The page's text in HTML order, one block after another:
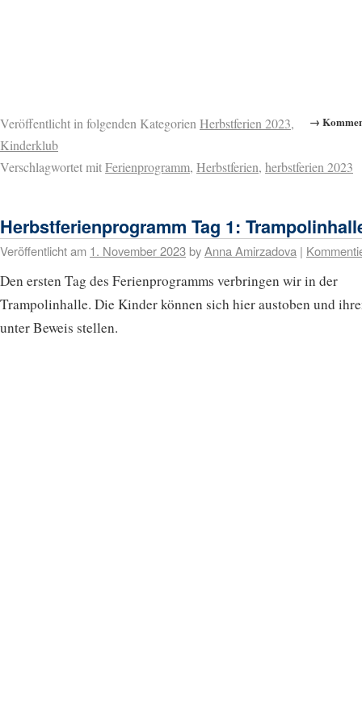
→
Veröffentlicht in folgenden KategorienHerbstferien 2023,
Kinderklub
Verschlagwortet mitFerienprogramm, Herbstferien, herbstferien 2023
Herbstferienprogramm Tag 1:
Veröffentlicht am 1. November 2023byAnna Amirzadova |
Den ersten Tag des Ferienprogramms verbringen wir in der
Trampolinhalle. Die Kinder können sich hier austoben und
unter Beweis stellen.